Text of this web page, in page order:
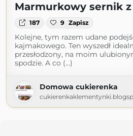
Marmurkowy sernik
187 9 Zapisz
Kolejne, tym razem udane
kajmakowego. Ten wyszedł
przesłodzony, na moim
spodzie. A co (...)
Domowa cukierenka